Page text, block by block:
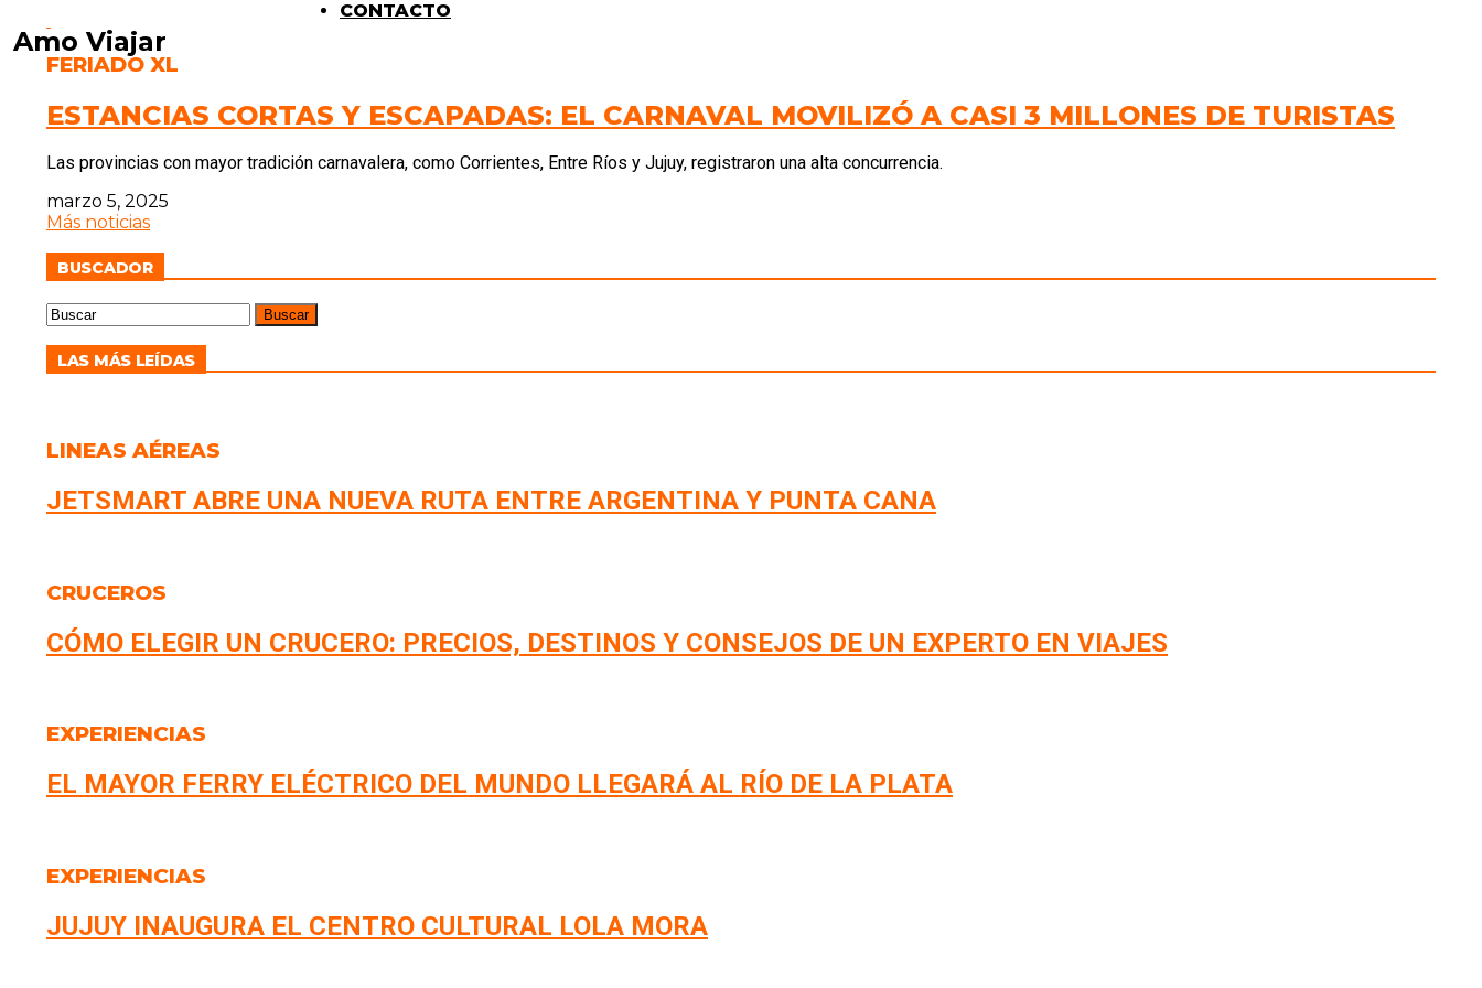
Amo Viajar
CONTACTO
FERIADO XL
ESTANCIAS CORTAS Y ESCAPADAS: EL CARNAVAL MOVILIZÓ A CASI 3 MILLONES DE TURISTAS
Las provincias con mayor tradición carnavalera, como Corrientes, Entre Ríos y Jujuy, registraron una alta concurrencia.
marzo 5, 2025
Más noticias
BUSCADOR
LAS MÁS LEÍDAS
LINEAS AÉREAS
JETSMART ABRE UNA NUEVA RUTA ENTRE ARGENTINA Y PUNTA CANA
CRUCEROS
CÓMO ELEGIR UN CRUCERO: PRECIOS, DESTINOS Y CONSEJOS DE UN EXPERTO EN VIAJES
EXPERIENCIAS
EL MAYOR FERRY ELÉCTRICO DEL MUNDO LLEGARÁ AL RÍO DE LA PLATA
EXPERIENCIAS
JUJUY INAUGURA EL CENTRO CULTURAL LOLA MORA